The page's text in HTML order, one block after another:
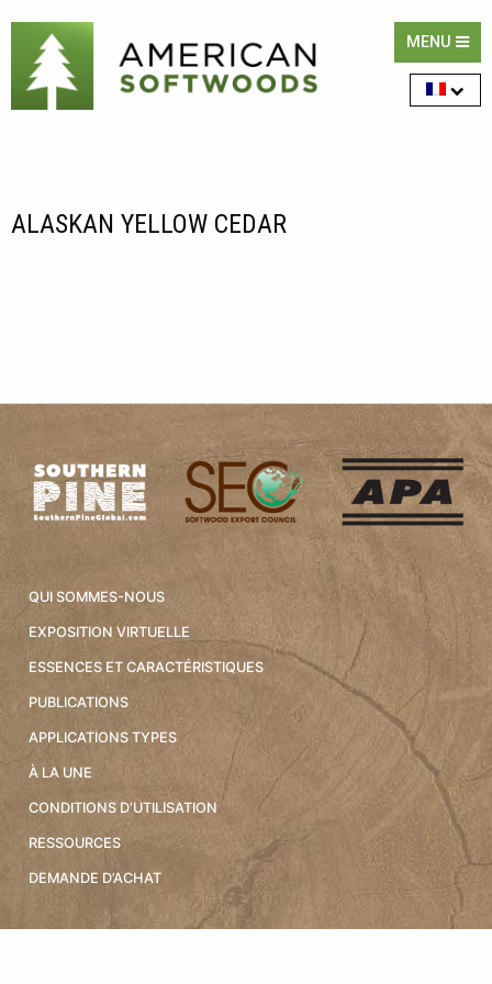
MENU
ALASKAN YELLOW CEDAR
QUI SOMMES-NOUS
EXPOSITION VIRTUELLE
ESSENCES ET CARACTÉRISTIQUES
PUBLICATIONS
APPLICATIONS TYPES
À LA UNE
CONDITIONS D’UTILISATION
RESSOURCES
DEMANDE D’ACHAT